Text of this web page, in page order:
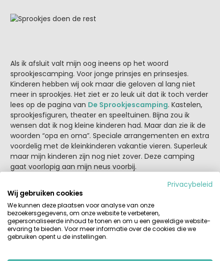
Als ik afsluit valt mijn oog ineens op het woord
sprookjescamping. Voor jonge prinsjes en prinsesjes.
Kinderen hebben wij ook maar die geloven al lang niet
meer in sprookjes. Het ziet er zo leuk uit dat ik toch verder
lees op de pagina van De Sprookjescamping. Kastelen,
sprookjesfiguren, theater en speeltuinen. Bijna zou ik
wensen dat ik nog kleine kinderen had. Maar dan zie ik de
woorden “opa en oma”. Speciale arrangementen en extra
voordelig met de kleinkinderen vakantie vieren. Superleuk
maar mijn kinderen zijn nog niet zover. Deze camping
gaat voorlopig aan mijn neus voorbij.
Misschien dat ik stiekem toch nog in sprookjes geloof.
Tags: accommodatie kinderen
Privacybeleid
Wij gebruiken cookies
We kunnen deze plaatsen voor analyse van onze
bezoekersgegevens, om onze website te verbeteren,
gepersonaliseerde inhoud te tonen en om u een geweldige website-
ervaring te bieden. Voor meer informatie over de cookies die we
gebruiken opent u de instellingen.